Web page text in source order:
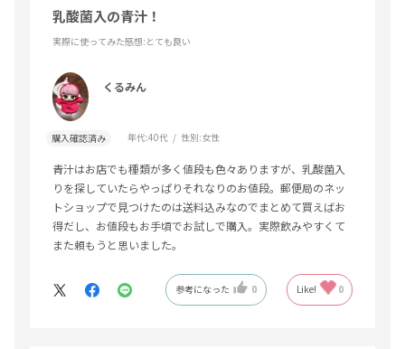
乳酸菌入の青汁！
実際に使ってみた感想:とても良い
くるみん
購入確認済み 年代:40代 性別:女性
青汁はお店でも種類が多く値段も色々ありますが、乳酸菌入
りを探していたらやっぱりそれなりのお値段。郵便局のネッ
トショップで見つけたのは送料込みなのでまとめて買えばお
得だし、お値段もお手頃でお試しで購入。実際飲みやすくて
また頼もうと思いました。
参考になった 0 Like! 0